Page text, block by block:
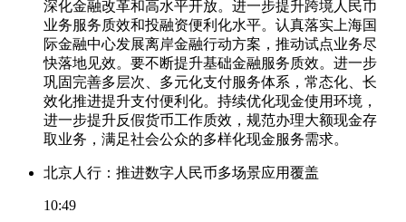
深化金融改革和高水平开放。进一步提升跨境人民币
业务服务质效和投融资便利化水平。认真落实上海国
际金融中心发展离岸金融行动方案，推动试点业务尽
快落地见效。要不断提升基础金融服务质效。进一步
巩固完善多层次、多元化支付服务体系，常态化、长
效化推进提升支付便利化。持续优化现金使用环境，
进一步提升反假货币工作质效，规范办理大额现金存
取业务，满足社会公众的多样化现金服务需求。
北京人行：推进数字人民币多场景应用覆盖
10:49